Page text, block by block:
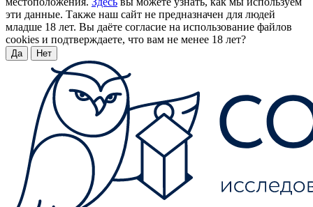
эти данные. Также наш сайт не предназначен для людей
младше 18 лет. Вы даёте согласие на использование файлов
cookies и подтверждаете, что вам не менее 18 лет?
Да Нет